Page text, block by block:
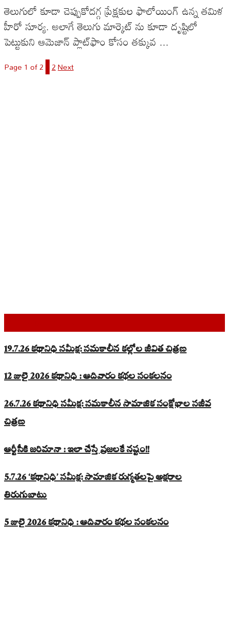
తెలుగులో కూడా చెప్పుకోదగ్గ ప్రేక్షకుల ఫాలోయింగ్ ఉన్న తమిళ
హీరో సూర్య. అలాగే తెలుగు మార్కెట్ ను కూడా దృష్టిలో
పెట్టుకుని ఆమెజాన్ ప్లాట్‌ఫాం కోసం తక్కువ ...
Page 1 of 2 2Next
19.7.26 కథానిధి సమీక్ష: సమకాలీన కల్లోల జీవిత చిత్రణ
12 జులై 2026 కథానిధి : ఆదివారం కథల సంకలనం
26.7.26 కథానిధి సమీక్ష: సమకాలీన సామాజిక సంక్షోభాల సజీవ
చిత్రణ
ఆర్టీసీకి జరిమానా : ఇలా చేస్తే ప్రజలకే నష్టం!!
5.7.26 ‘కథానిధి’ సమీక్ష: సామాజిక రుగ్మతలపై అక్షరాల
తిరుగుబాటు
5 జులై 2026 కథానిధి : ఆదివారం కథల సంకలనం